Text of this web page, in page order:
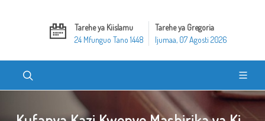
Tarehe ya Kiislamu
24 Mfunguo Tano 1448
Tarehe ya Gregoria
Ijumaa, 07 Agosti 2026